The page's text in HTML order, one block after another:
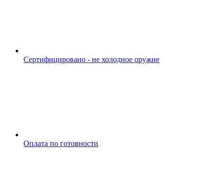
Сертифицировано - не холодное оружие
Оплата по готовности